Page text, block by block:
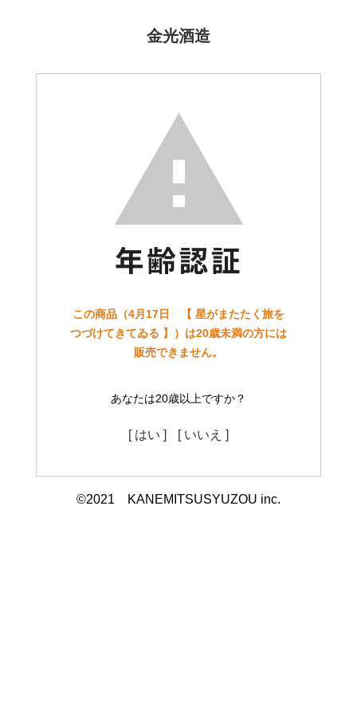
金光酒造
この商品（4月17日 【 星がまたたく旅を
つづけてきてゐる 】）は20歳未満の方には
販売できません。
あなたは20歳以上ですか？
[ はい ] [ いいえ ]
©2021 KANEMITSUSYUZOU inc.